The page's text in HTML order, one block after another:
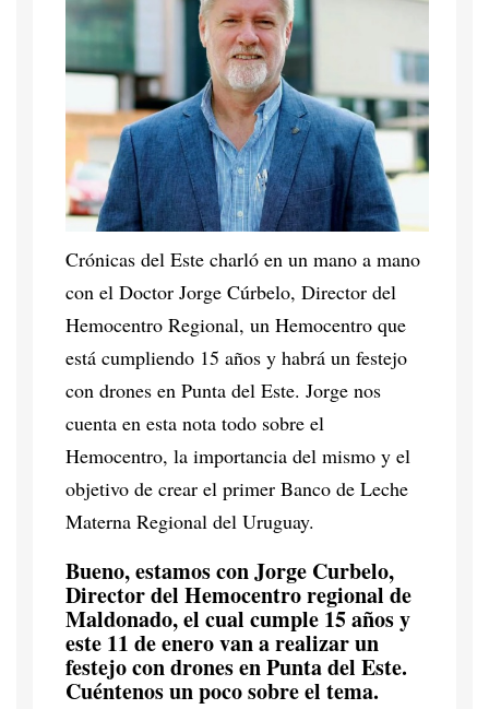
Crónicas del Este charló en un mano a mano
con el Doctor Jorge Cúrbelo, Director del
Hemocentro Regional, un Hemocentro que
está cumpliendo 15 años y habrá un festejo
con drones en Punta del Este. Jorge nos
cuenta en esta nota todo sobre el
Hemocentro, la importancia del mismo y el
objetivo de crear el primer Banco de Leche
Materna Regional del Uruguay.
Bueno, estamos con Jorge Curbelo,
Director del Hemocentro regional de
Maldonado, el cual cumple 15 años y
este 11 de enero van a realizar un
festejo con drones en Punta del Este.
Cuéntenos un poco sobre el tema.